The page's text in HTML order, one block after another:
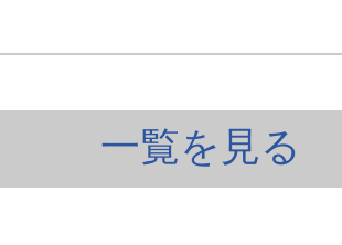
一覧を見る